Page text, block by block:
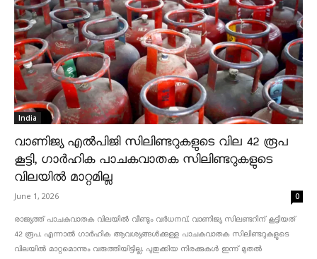
India
വാണിജ്യ എൽപിജി സിലിണ്ടറുകളുടെ വില 42 രൂപ
കൂട്ടി, ഗാർഹിക പാചകവാതക സിലിണ്ടറുകളുടെ
വിലയിൽ മാറ്റമില്ല
June 1, 2026 0
രാജ്യത്ത് പാചകവാതക വിലയിൽ വീണ്ടും വർധനവ്. വാണിജ്യ സിലണ്ടറിന് കൂട്ടിയത്
42 രൂപ. എന്നാൽ ഗാർഹിക ആവശ്യങ്ങൾക്കുള്ള പാചകവാതക സിലിണ്ടറുകളുടെ
വിലയിൽ മാറ്റമൊന്നും വരുത്തിയിട്ടില്ല. പുതുക്കിയ നിരക്കുകൾ ഇന്ന് മുതൽ